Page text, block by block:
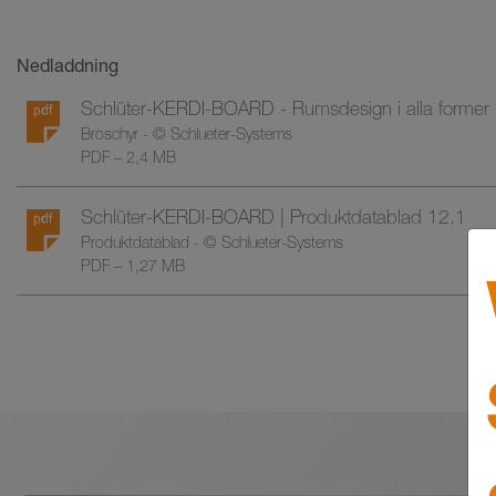
Nedladdning
Schlüter-KERDI-BOARD - Rumsdesign i alla former
Broschyr - © Schlueter-Systems
PDF – 2,4 MB
Schlüter-KERDI-BOARD | Produktdatablad 12.1
Produktdatablad - © Schlueter-Systems
PDF – 1,27 MB